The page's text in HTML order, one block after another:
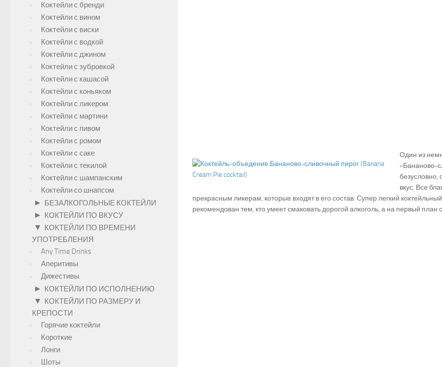
Один из
«Бананово-
безусловно,
вкус. Все
прекрасным ликерам, которые входят в его состав. Супер легкий
рекомендован тем, кто умеет смаковать дорогой алкоголь, а на первый план
Коктейли с бренди
Коктейли с вином
Коктейли с виски
Коктейли с водкой
Коктейли с джином
Коктейли с зубровкой
Коктейли с кашасой
Коктейли с коньяком
Коктейли с ликером
Коктейли с мартини
Коктейли с пивом
Коктейли с ромом
Коктейли с саке
Коктейли с текилой
Коктейли с шампанским
Коктейли со шнапсом
► БЕЗАЛКОГОЛЬНЫЕ КОКТЕЙЛИ
► КОКТЕЙЛИ ПО ВКУСУ
▼ КОКТЕЙЛИ ПО ВРЕМЕНИ
УПОТРЕБЛЕНИЯ
Any Time Drinks
Аперитивы
Дижестивы
► КОКТЕЙЛИ ПО ИСПОЛНЕНИЮ
▼ КОКТЕЙЛИ ПО РАЗМЕРУ И
КРЕПОСТИ
Горячие коктейли
Короткие
Лонги
Шоты